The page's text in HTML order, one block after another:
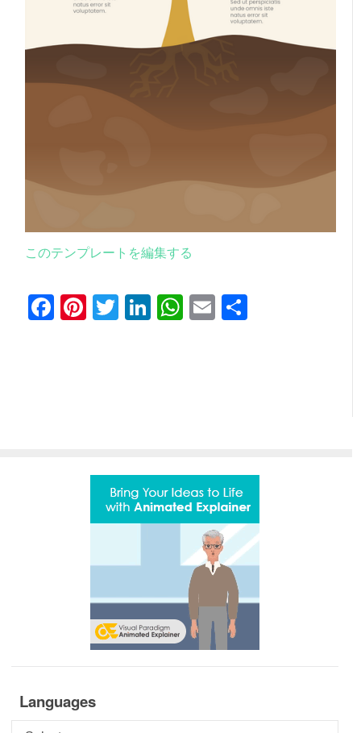
このテンプレートを編集する
Facebook
Pinterest
Twitter
LinkedIn
WhatsApp
Email
Languages